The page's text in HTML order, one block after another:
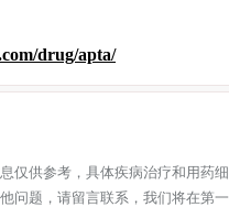
drug/apta/
仅供参考，具体疾病治疗和用药
题，请留言联系，我们将在第一